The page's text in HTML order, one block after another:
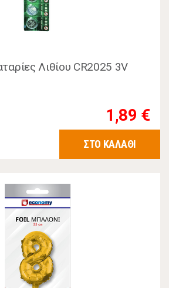
Λιθίου CR2025 3V
1,89 €
ΣΤΟ ΚΑΛΑΘΙ